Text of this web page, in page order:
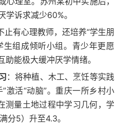
学诉求减少60%。
止有心理教师，还培养“学生朋
生组成倾听小组。青少年更愿
能极大缓冲厌学情绪。
：将种植、木工、烹饪等实践
激活“动脑”。重庆一所乡村小
测量土地过程中学习几何，学
分5）升至4.3。